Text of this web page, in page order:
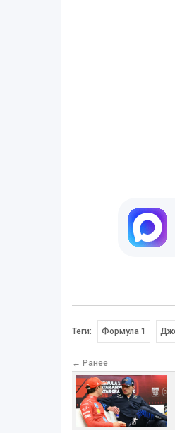
Теги: Формула 1
← Ранее